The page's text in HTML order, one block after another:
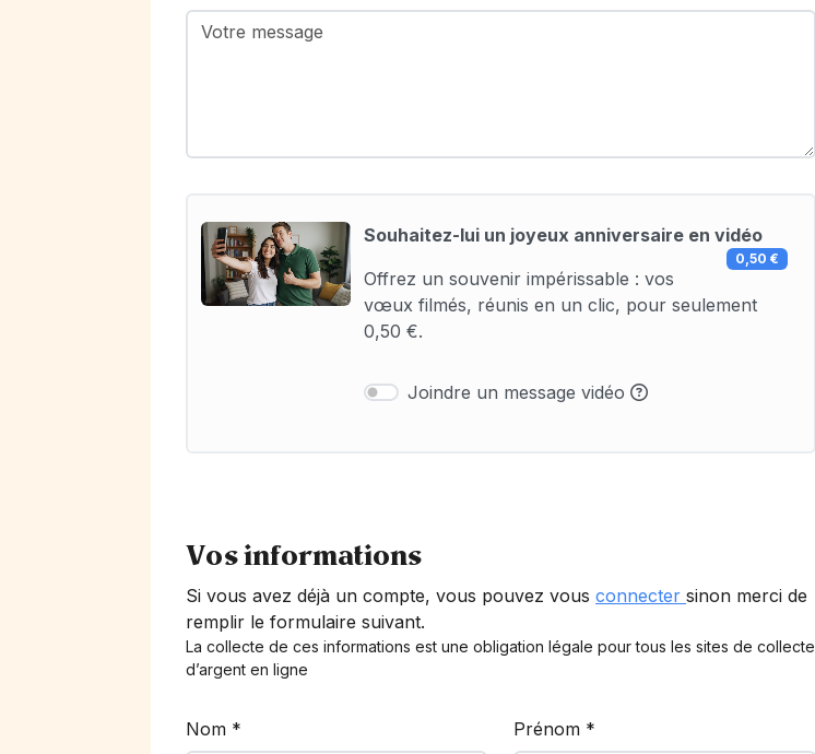
Souhaitez-lui un joyeux anniversaire en vidéo
0,50 €
Offrez un souvenir impérissable : vos
vœux filmés, réunis en un clic, pour seulement
0,50 €.
Joindre un message vidéo
Vos informations
Si vous avez déjà un compte, vous pouvez vous connecter sinon merci de
remplir le formulaire suivant.
La collecte de ces informations est une obligation légale pour tous les sites de collecte
d’argent en ligne
Nom * Prénom *